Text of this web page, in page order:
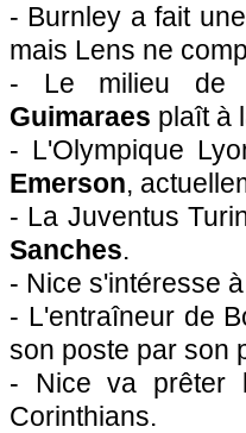
- Burnley a fait
mais Lens ne
- Le milieu de
Guimaraes plaît à
- L'Olympique
Emerson,
- La Juventus
Sanches.
- Nice s'intéresse
- L'entraîneur de
son poste par son
- Nice va prêter
Corinthians.